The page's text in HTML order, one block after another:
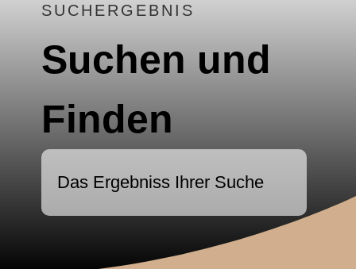
SUCHERGEBNIS
Suchen und
Finden
Das Ergebniss Ihrer Suche